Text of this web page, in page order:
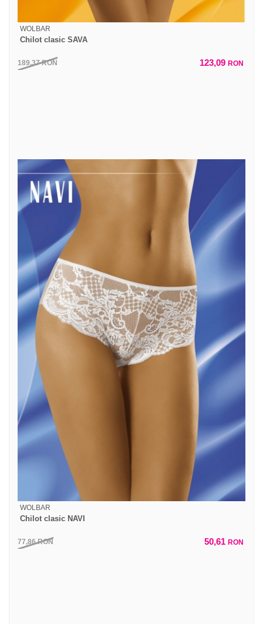
WOLBAR
Chilot clasic SAVA
189,37RON 123,09 RON
WOLBAR
Chilot clasic NAVI
77,86RON 50,61 RON